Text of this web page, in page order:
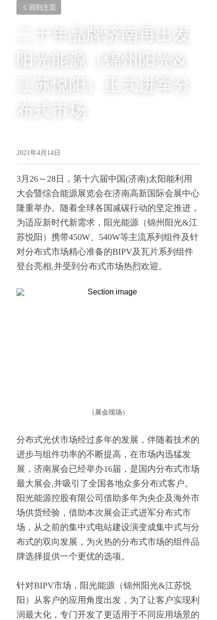
回到主页
二十年品牌济南再出发
阳光能源（锦州阳光&
江苏悦阳）正式进军分
布式市场
2021年4月14日
3月26～28日，第十六届中国(济南)太阳能利用
大会暨综合能源展览会在济南高新国际会展中心
隆重举办。随着全球各国减碳行动的坚定推进，
为适应新时代新需求，阳光能源（锦州阳光&江
苏悦阳）携带450W、540W等主流系列组件及针
对分布式市场精心准备的BIPV及瓦片系列组件
登台亮相,并受到分布式市场热烈欢迎。
（展会现场）
分布式光伏市场经过多年的发展，伴随着技术的
进步与组件功率的不断提高，在市场内迅猛发
展，济南展会已经举办16届，是国内分布式市场
最大展会,并吸引了全国各地众多分布式客户。
阳光能源控股有限公司借助多年为央企及海外市
场供货经验，借助本次展会正式进军分布式市
场，从之前的集中式电站建设演变成集中式与分
布式的双向发展，为火热的分布式市场的组件品
牌选择提供一个更优的选项。
针对BIPV市场，阳光能源（锦州阳光&江苏悦
阳）从客户的应用角度出发，为了让客户实现利
润最大化，专门开发了更适用于不同应用场景的